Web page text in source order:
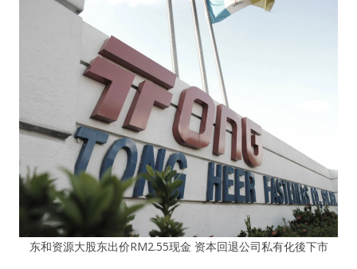
东和资源大股东出价RM2.55现金 资本回退公司私有化後下市